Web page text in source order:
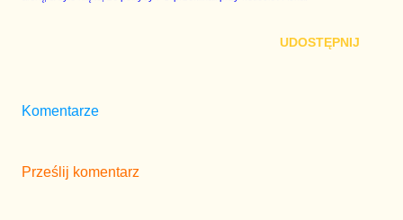
UDOSTĘPNIJ
Komentarze
Prześlij komentarz